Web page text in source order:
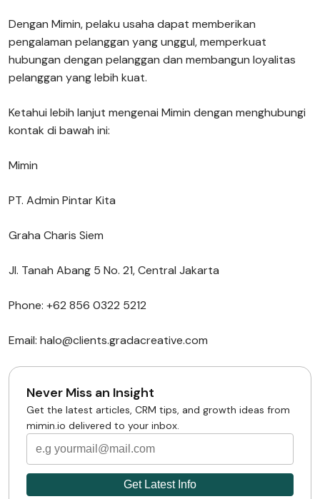
Dengan Mimin, pelaku usaha dapat memberikan
pengalaman pelanggan yang unggul, memperkuat
hubungan dengan pelanggan dan membangun loyalitas
pelanggan yang lebih kuat.
Ketahui lebih lanjut mengenai Mimin dengan menghubungi
kontak di bawah ini:
Mimin
PT. Admin Pintar Kita
Graha Charis Siem
Jl. Tanah Abang 5 No. 21, Central Jakarta
Phone: +62 856 0322 5212
Email: halo@clients.gradacreative.com
Never Miss an Insight
Get the latest articles, CRM tips, and growth ideas from
mimin.io delivered to your inbox.